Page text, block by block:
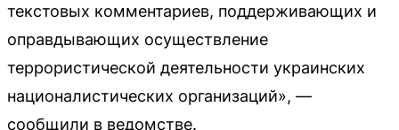
текстовых комментариев, поддерживающих и
оправдывающих осуществление
террористической деятельности украинских
националистических организаций», —
сообщили в ведомстве.